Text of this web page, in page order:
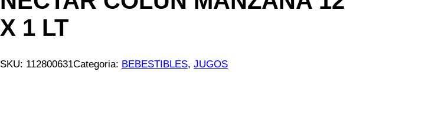
X 1 LT
SKU: 112800631Categoria: BEBESTIBLES, JUGOS